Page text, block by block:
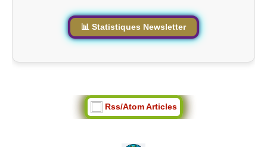
📊 Statistiques Newsletter
Rss/Atom Articles